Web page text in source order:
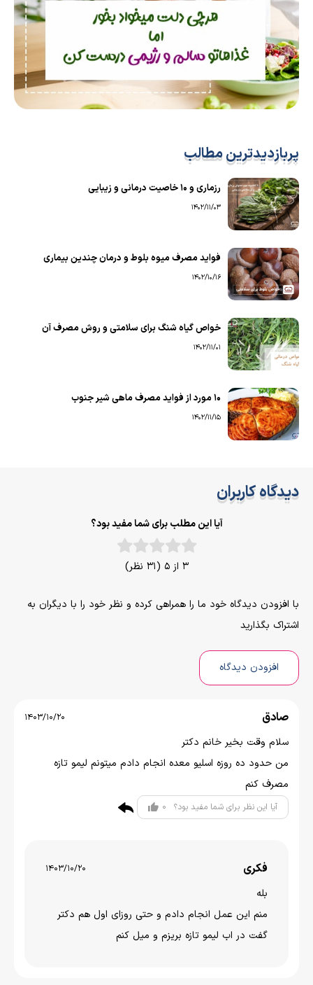
پربازدیدترین مطالب
رزماری و ۱۰ خاصیت درمانی و زیبایی
1402/11/03
فواید مصرف میوه بلوط و درمان چندین بیماری
1402/10/16
خواص گیاه شنگ برای سلامتی و روش مصرف آن
1402/11/01
۱۰ مورد از فواید مصرف ماهی شیر جنوب
1402/11/15
دیدگاه کاربران
آیا این مطلب برای شما مفید بود؟
3 از 5 (31 نظر)
با افزودن دیدگاه خود ما را همراهی کرده و نظر خود را با دیگران به
اشتراک بگذارید
افزودن دیدگاه
صادق 1403/10/20
سلام وقت بخیر خانم دکتر
من حدود ده روزه اسلیو معده انجام دادم میتونم لیمو تازه
مصرف کنم
آیا این نظر برای شما مفید بود؟ 0
فکری 1403/10/20
بله
منم این عمل انجام دادم و حتی روزای اول هم دکتر
گفت در اب لیمو تازه بریزم و میل کنم